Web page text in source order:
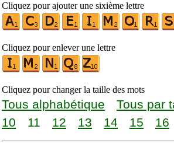
Cliquez pour ajouter une sixième lettre
Cliquez pour enlever une lettre
Cliquez pour changer la taille des mots
Tous alphabétique Tous par
10
11 12 13 14 15 16